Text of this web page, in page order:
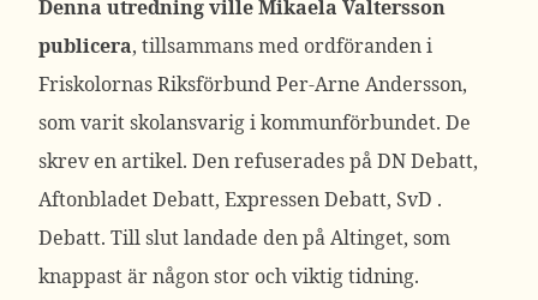
Denna utredning ville Mikaela Valtersson
publicera, tillsammans med ordföranden i
Friskolornas Riksförbund Per-Arne Andersson,
som varit skolansvarig i kommunförbundet. De
skrev en artikel. Den refuserades på DN Debatt,
Aftonbladet Debatt, Expressen Debatt, SvD .
Debatt. Till slut landade den på Altinget, som
knappast är någon stor och viktig tidning.